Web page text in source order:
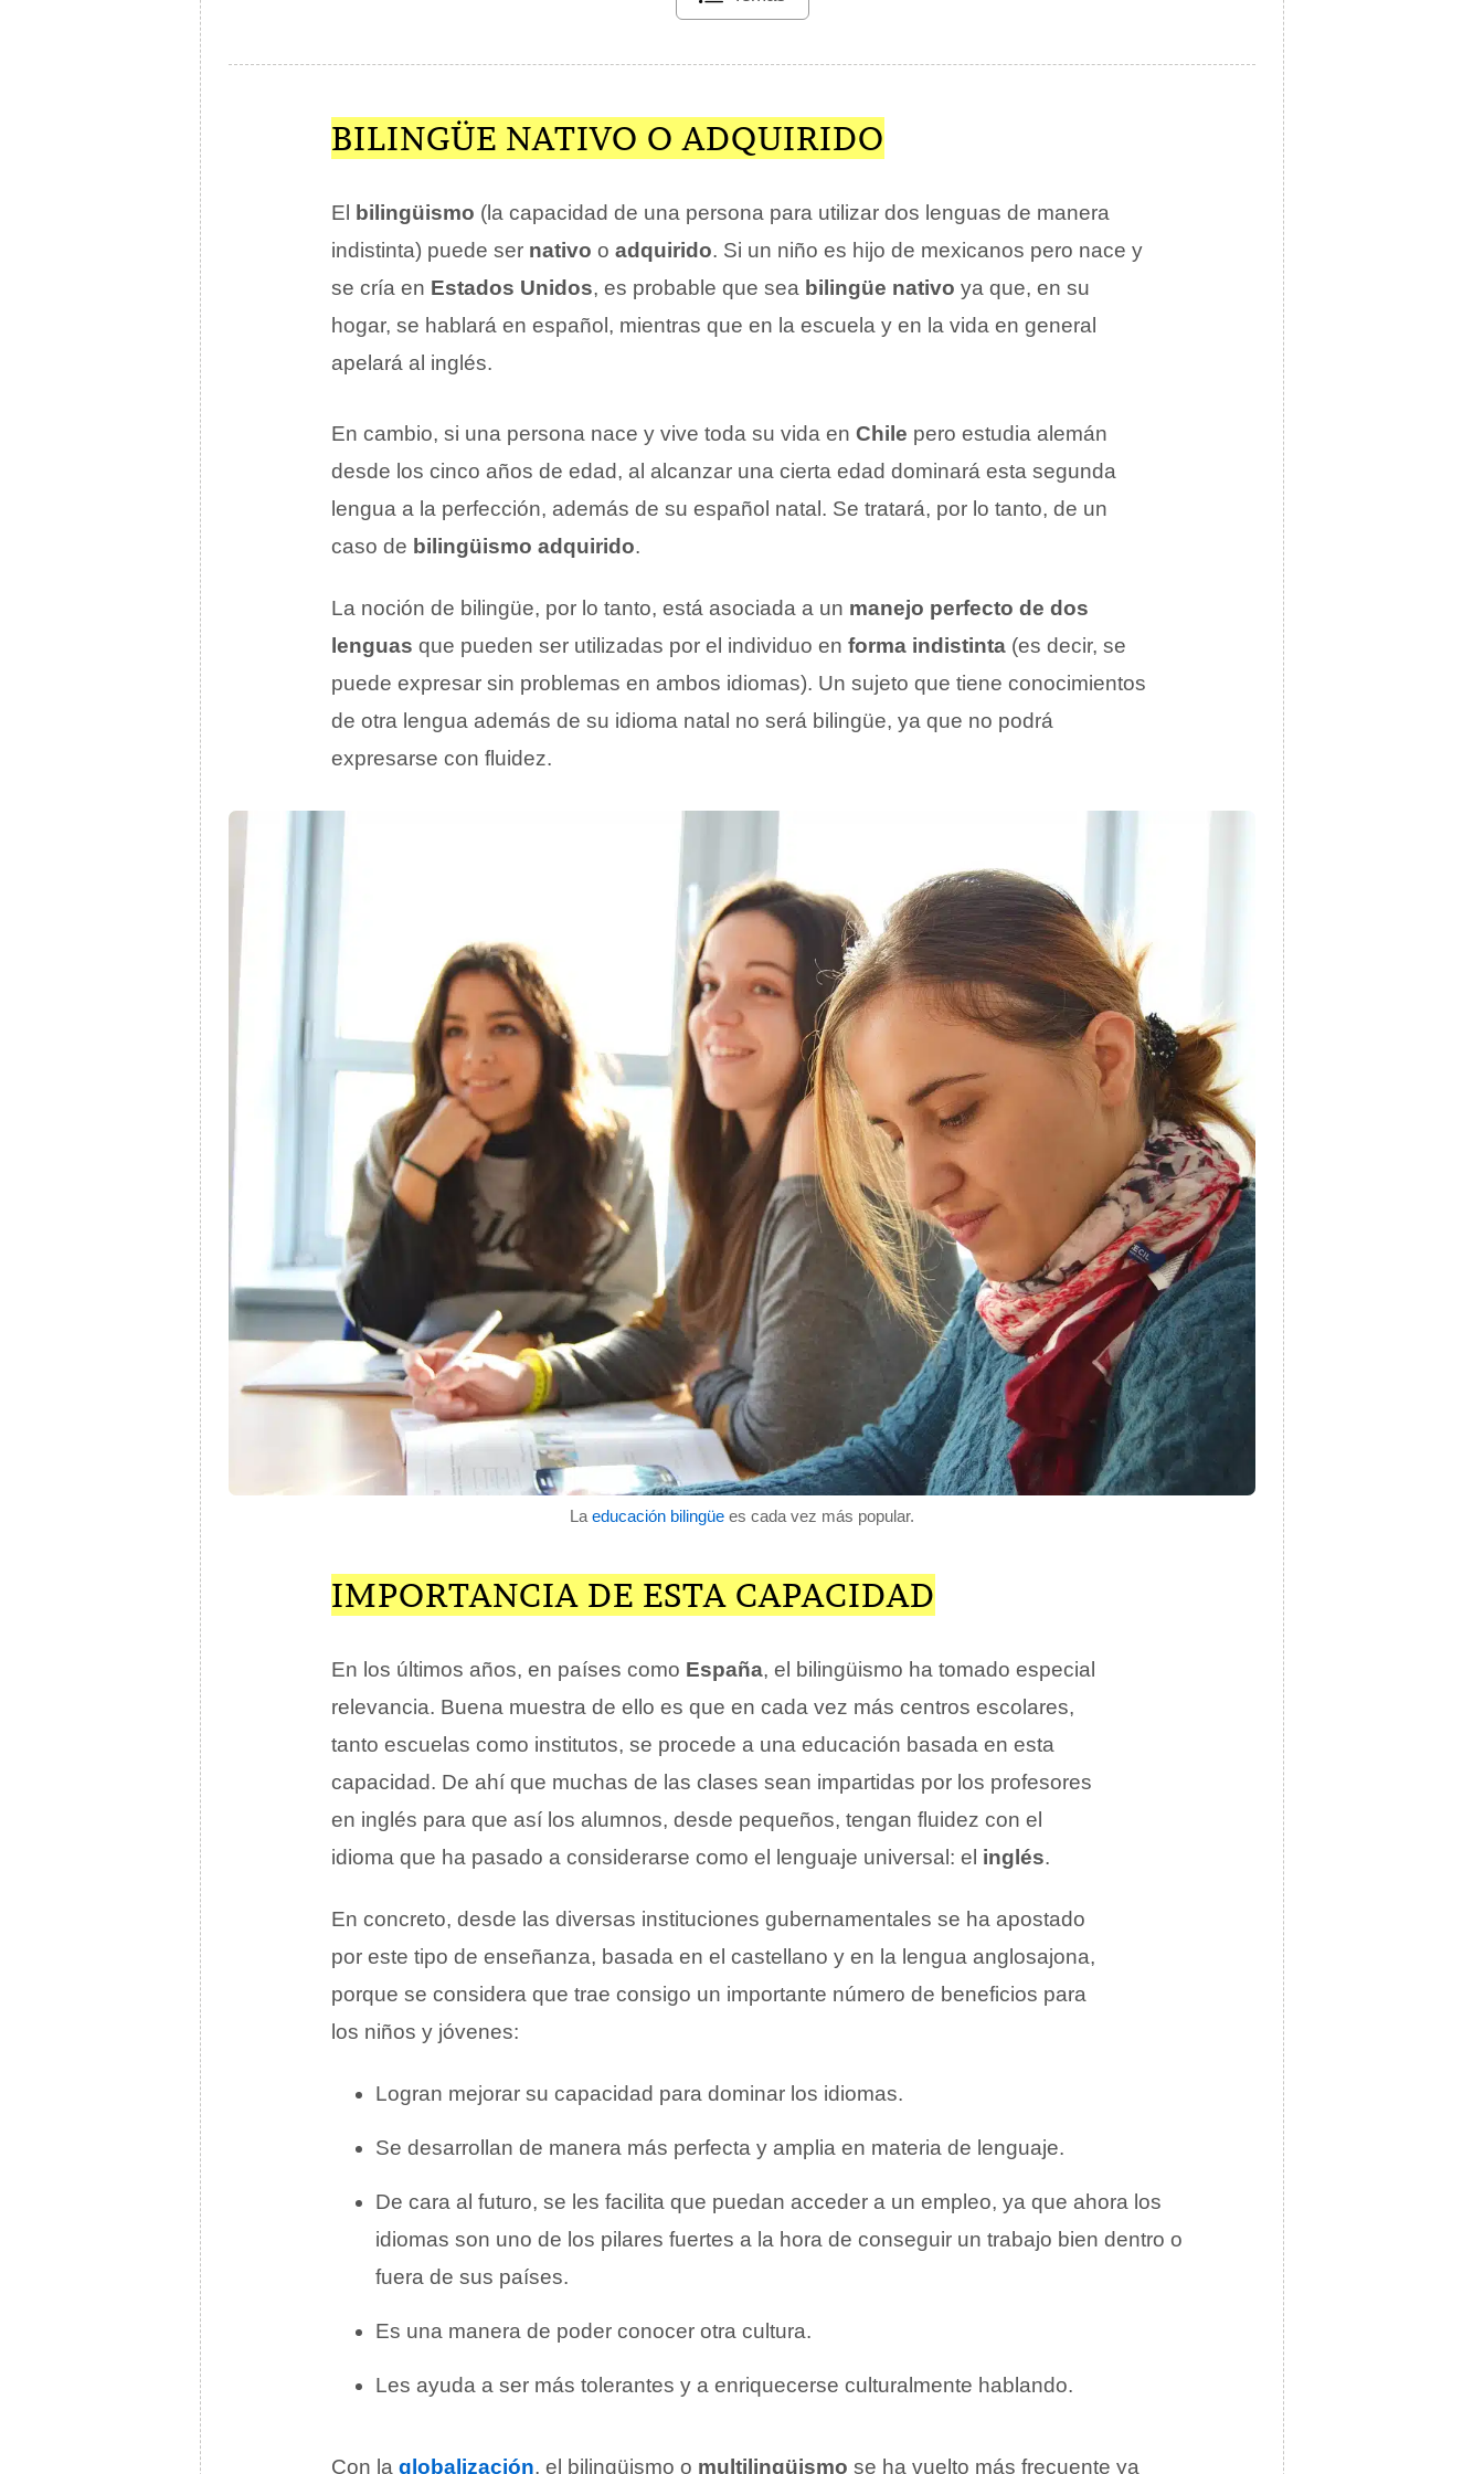
BILINGÜE NATIVO O ADQUIRIDO
El bilingüismo (la capacidad de una persona para utilizar dos lenguas de manera
indistinta) puede ser nativo o adquirido. Si un niño es hijo de mexicanos pero nace y
se cría en Estados Unidos, es probable que sea bilingüe nativo ya que, en su
hogar, se hablará en español, mientras que en la escuela y en la vida en general
apelará al inglés.
En cambio, si una persona nace y vive toda su vida en Chile pero estudia alemán
desde los cinco años de edad, al alcanzar una cierta edad dominará esta segunda
lengua a la perfección, además de su español natal. Se tratará, por lo tanto, de un
caso de bilingüismo adquirido.
La noción de bilingüe, por lo tanto, está asociada a un manejo perfecto de dos
lenguas que pueden ser utilizadas por el individuo en forma indistinta (es decir, se
puede expresar sin problemas en ambos idiomas). Un sujeto que tiene conocimientos
de otra lengua además de su idioma natal no será bilingüe, ya que no podrá
expresarse con fluidez.
La educación bilingüe es cada vez más popular.
IMPORTANCIA DE ESTA CAPACIDAD
En los últimos años, en países como España, el bilingüismo ha tomado especial
relevancia. Buena muestra de ello es que en cada vez más centros escolares,
tanto escuelas como institutos, se procede a una educación basada en esta
capacidad. De ahí que muchas de las clases sean impartidas por los profesores
en inglés para que así los alumnos, desde pequeños, tengan fluidez con el
idioma que ha pasado a considerarse como el lenguaje universal: el inglés.
En concreto, desde las diversas instituciones gubernamentales se ha apostado
por este tipo de enseñanza, basada en el castellano y en la lengua anglosajona,
porque se considera que trae consigo un importante número de beneficios para
los niños y jóvenes:
Logran mejorar su capacidad para dominar los idiomas.
Se desarrollan de manera más perfecta y amplia en materia de lenguaje.
De cara al futuro, se les facilita que puedan acceder a un empleo, ya que ahora los
idiomas son uno de los pilares fuertes a la hora de conseguir un trabajo bien dentro o
fuera de sus países.
Es una manera de poder conocer otra cultura.
Les ayuda a ser más tolerantes y a enriquecerse culturalmente hablando.
Con la globalización, el bilingüismo o multilingüismo se ha vuelto más frecuente ya